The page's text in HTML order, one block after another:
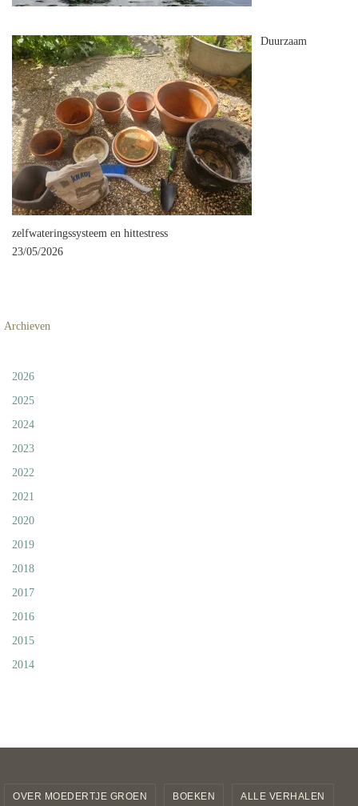
Duurzaam
zelfwateringssysteem en hittestress
23/05/2026
Archieven
2026
2025
2024
2023
2022
2021
2020
2019
2018
2017
2016
2015
2014
OVER MOEDERTJE GROEN BOEKEN ALLE VERHALEN